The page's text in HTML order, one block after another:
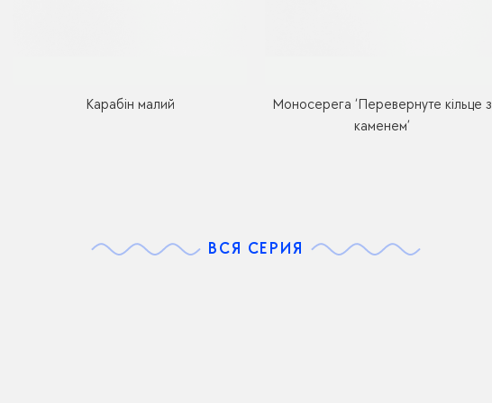
Карабін малий
Моносерега ‘Перевернуте кільце з
каменем’
ВСЯ СЕРИЯ